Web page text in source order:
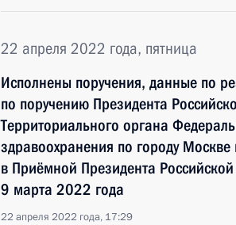
22 апреля 2022 года, пятница
Исполнены поручения, данные по
по поручению Президента
Территориального органа
здравоохранения по городу
в Приёмной Президента
9 марта 2022 года
22 апреля 2022 года, 17:29